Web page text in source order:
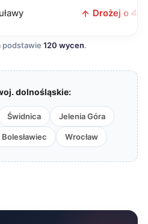
Drożej o 41
podstawie 120 wycen.
dolnośląskie:
Świdnica Jelenia Góra
Bolesławiec Wrocław